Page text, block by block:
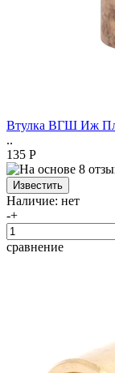
Втулка ВГШ Иж
..
135 Р
Наличие: нет
-+
сравнение